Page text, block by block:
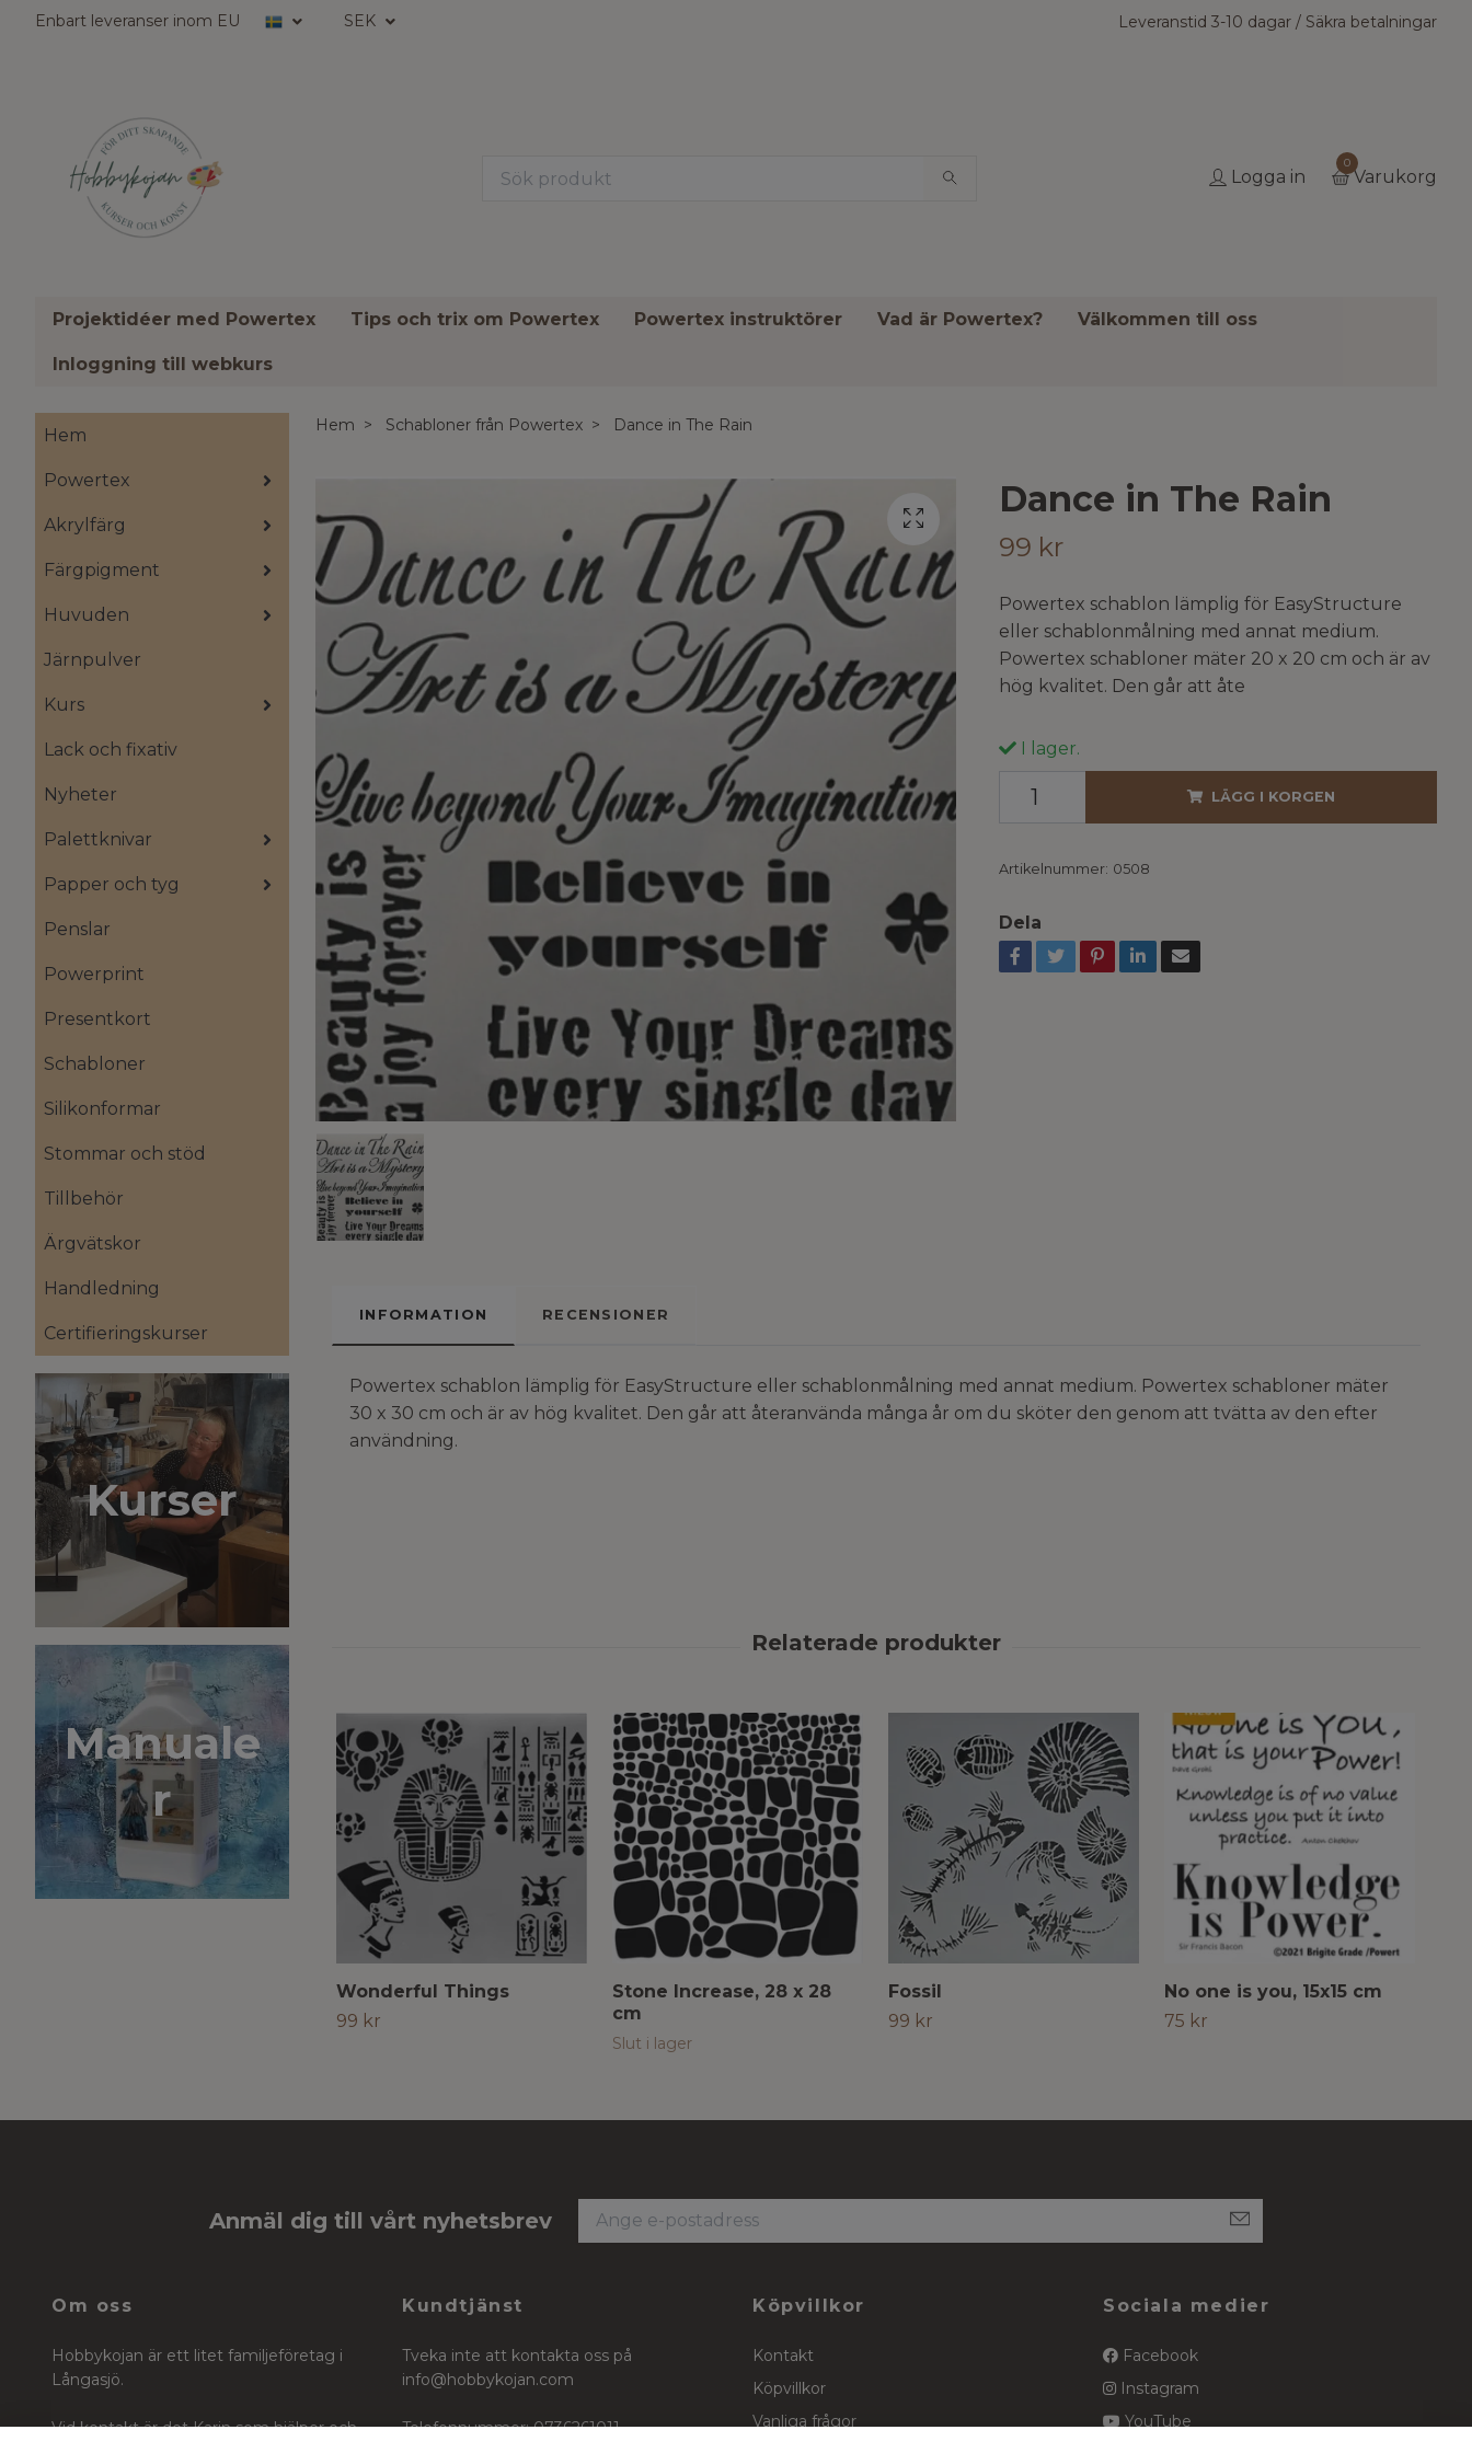
Enbart leveranser inom EU SEK Leveranstid 3-10 dagar / Säkra betalningar
Logga in
0
Varukorg
Projektidéer med Powertex Tips och trix om Powertex Powertex instruktörer Vad är Powertex? Välkommen till oss
Inloggning till webkurs
Hem
Powertex
Akrylfärg
Färgpigment
Huvuden
Järnpulver
Kurs
Lack och fixativ
Nyheter
Palettknivar
Papper och tyg
Penslar
Powerprint
Presentkort
Schabloner
Silikonformar
Stommar och stöd
Tillbehör
Ärgvätskor
Handledning
Certifieringskurser
Kurser
Manuale
r
Hem Schabloner från Powertex Dance in The Rain
Dance in The Rain
99 kr
Powertex schablon lämplig för EasyStructure
eller schablonmålning med annat medium.
Powertex schabloner mäter 20 x 20 cm och är av
hög kvalitet. Den går att åte
I lager.
LÄGG I KORGEN
Artikelnummer: 0508
Dela
INFORMATION RECENSIONER
Powertex schablon lämplig för EasyStructure eller schablonmålning med annat medium. Powertex schabloner mäter
30 x 30 cm och är av hög kvalitet. Den går att återanvända många år om du sköter den genom att tvätta av den efter
användning.
Wonderful Things
99 kr
Stone Increase, 28 x 28
cm
Slut i lager
Fossil
99 kr
No one is you, 15x15 cm
75 kr
Anmäl dig till vårt nyhetsbrev
Om oss
Hobbykojan är ett litet familjeföretag i
Långasjö.
Vid kontakt är det Karin som hjälper och
Kundtjänst
Tveka inte att kontakta oss på
info@hobbykojan.com
Telefonnummer: 0736261011
Köpvillkor
Kontakt
Köpvillkor
Vanliga frågor
Sociala medier
Facebook
Instagram
YouTube